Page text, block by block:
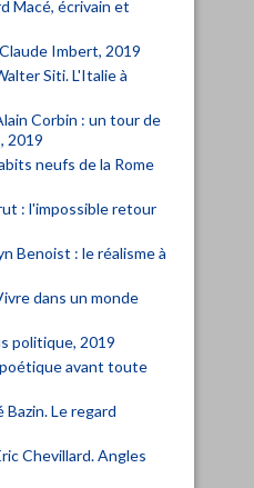
Macé, écrivain et
Imbert, 2019
Siti. L'Italie à
Corbin : un tour de
2019
neufs de la Rome
: l'impossible retour
Benoist : le réalisme à
dans un monde
politique, 2019
avant toute
Le regard
Chevillard. Angles